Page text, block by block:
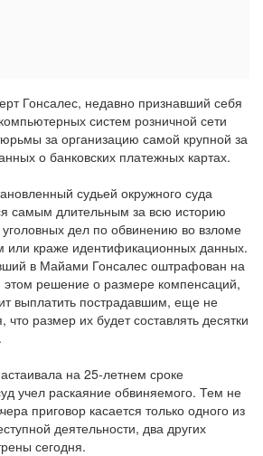
Гонсалес, недавно признавший себя
систем розничной сети
за организацию самой крупной за
о банковских платежных картах.
судьей окружного суда
самым длительным за всю историю
дел по обвинению во взломе
или краже идентификационных данных.
в Майами Гонсалес оштрафован на
решение о размере компенсаций,
выплатить пострадавшим, еще не
размер их будет составлять десятки
на 25-летнем сроке
учел раскаяние обвиняемого. Тем не
приговор касается только одного из
деятельности, два других
сегодня.